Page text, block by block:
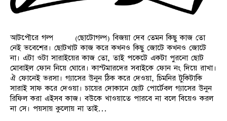
আটপৌরে গল্প (ছোটোগল্প) বিজয়া দেব তেমন কিছু কাজ তো
নেই ভবেশের। ছোটখাট কাজ করে কখনও কিছু জোটে কখনও জোটে
না। এটা ওটা সারাইয়ের কাজ তো, তাই পকেটে একটা পুরনো ছোট
মোবাইল ফোন নিয়ে ঘোরে। কাস্টমারদের সবাইকে ফোন নং দিয়ে রাখা।
ঐ ফোনেই ভরসা। গ্যাসের উনুন ঠিক করে দেওয়া, চিমনির টুকিটাকি
সারাই সাফ করে দেওয়া। চায়ের দোকানে ছোট পোর্টেবল গ্যাসের উনুন
রিফিল করা এইসব কাজ। বউকে খাওয়াতে পারবে না বলে বিয়েও করল
না সে। পয়সায় কুলোয় না তাই…